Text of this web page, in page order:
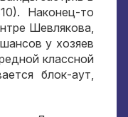
Наконец-то
Шевлякова,
у хозяев
классной
блок-аут,